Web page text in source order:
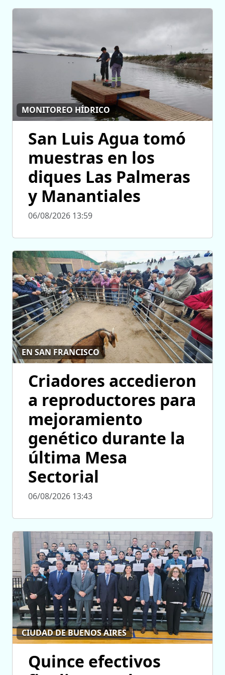
MONITOREO HÍDRICO
San Luis Agua tomó
muestras en los
diques Las Palmeras
y Manantiales
06/08/2026 13:59
EN SAN FRANCISCO
Criadores accedieron
a reproductores para
mejoramiento
genético durante la
última Mesa
Sectorial
06/08/2026 13:43
CIUDAD DE BUENOS AIRES
Quince efectivos